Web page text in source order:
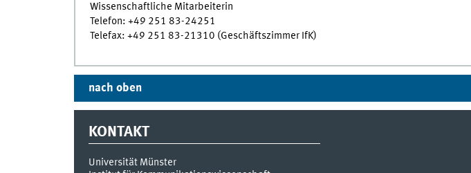
Wissenschaftliche Mitarbeiterin
Telefon: +49 251 83-24251
Telefax: +49 251 83-21310 (Geschäftszimmer IfK)
nach oben
KONTAKT
Universität Münster